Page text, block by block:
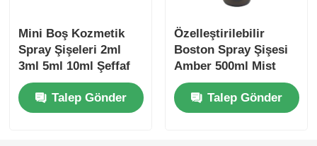
Mini Boş Kozmetik
Spray Şişeleri 2ml
3ml 5ml 10ml Şeffaf
Cam Parfüm Şişeleri
Talep Gönder
Özelleştirilebilir
Boston Spray Şişesi
Amber 500ml Mist
Spray Şişe Bambu
KapaklıTalep Gönder